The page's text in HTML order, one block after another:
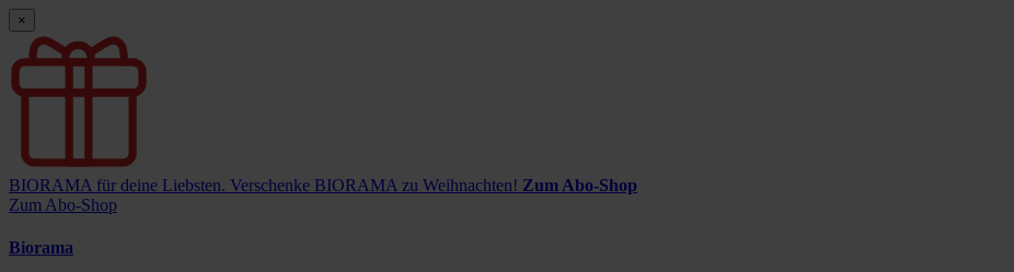
×
BIORAMA für deine Liebsten. Verschenke BIORAMA zu Weihnachten! Zum Abo-Shop
Zum Abo-Shop
Biorama